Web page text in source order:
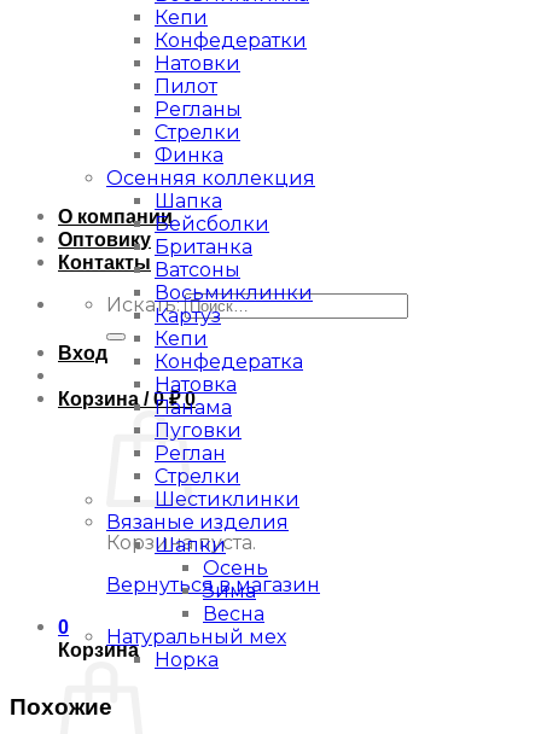
О компании
Оптовику
Контакты
Искать:
Вход
Корзина /0₽ 0
Корзина пуста.
Вернуться в магазин
0
Корзина
Кепи
Конфедератки
Натовки
Пилот
Регланы
Стрелки
Финка
Осенняя коллекция
Шапка
Бейсболки
Британка
Ватсоны
Восьмиклинки
Картуз
Кепи
Конфедератка
Натовка
Панама
Пуговки
Реглан
Стрелки
Шестиклинки
Вязаные изделия
Шапки
Осень
Зима
Весна
Натуральный мех
Норка
Похожие